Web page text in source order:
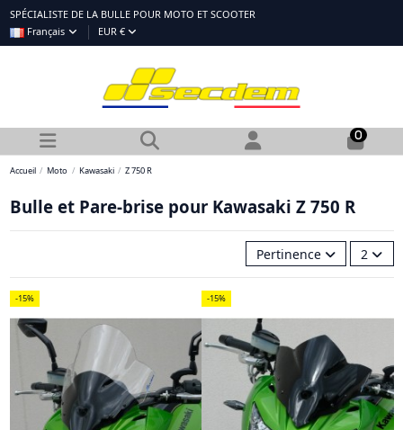
SPÉCIALISTE DE LA BULLE POUR MOTO ET SCOOTER
Français
EUR €
0
Accueil Moto Kawasaki Z 750 R
Bulle et Pare-brise pour Kawasaki Z 750 R
Pertinence 2
-15% -15%